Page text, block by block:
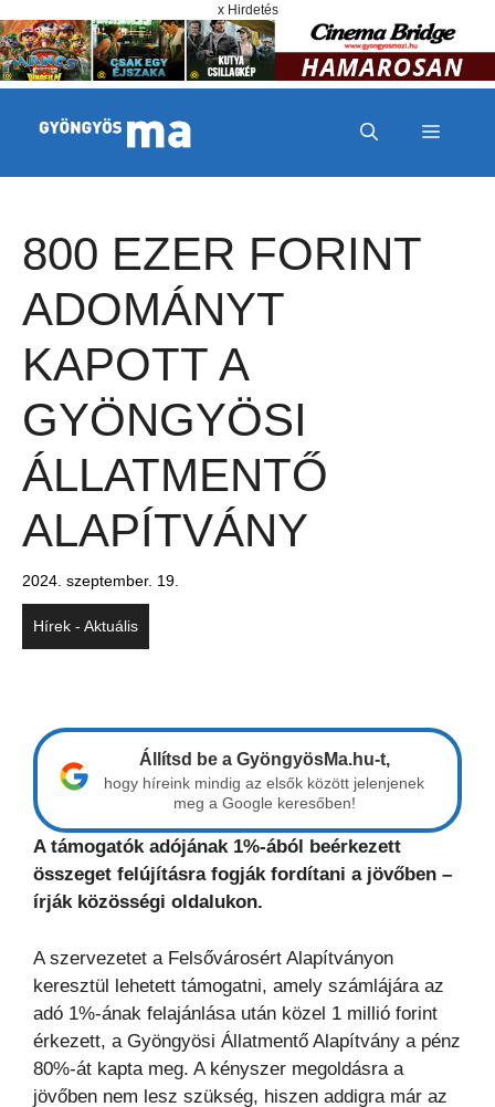
x Hirdetés
MENÜ
800 EZER FORINT
ADOMÁNYT
KAPOTT A
GYÖNGYÖSI
ÁLLATMENTŐ
ALAPÍTVÁNY
2024. szeptember. 19.
Hírek - Aktuális
Állítsd be a GyöngyösMa.hu-t,
hogy híreink mindig az elsők között jelenjenek
meg a Google keresőben!
A támogatók adójának 1%-ából beérkezett
összeget felújításra fogják fordítani a jövőben –
írják közösségi oldalukon.
A szervezetet a Felsővárosért Alapítványon
keresztül lehetett támogatni, amely számlájára az
adó 1%-ának felajánlása után közel 1 millió forint
érkezett, a Gyöngyösi Állatmentő Alapítvány a pénz
80%-át kapta meg. A kényszer megoldásra a
jövőben nem lesz szükség, hiszen addigra már az